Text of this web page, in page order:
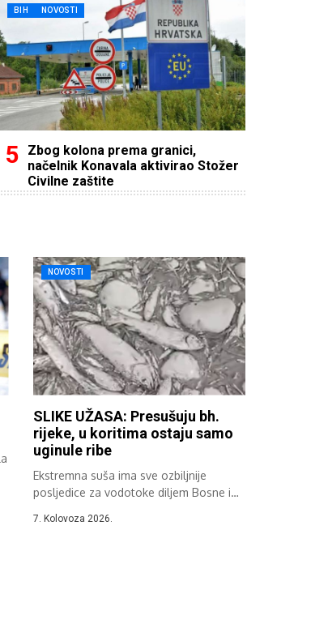
BIH NOVOSTI
Zbog kolona prema granici,
načelnik Konavala aktivirao Stožer
Civilne zaštite
NOVOSTI
SLIKE UŽASA: Presušuju bh.
rijeke, u koritima ostaju samo
uginule ribe
Ekstremna suša ima sve ozbiljnije
posljedice za vodotoke diljem Bosne i
7. Kolovoza 2026.